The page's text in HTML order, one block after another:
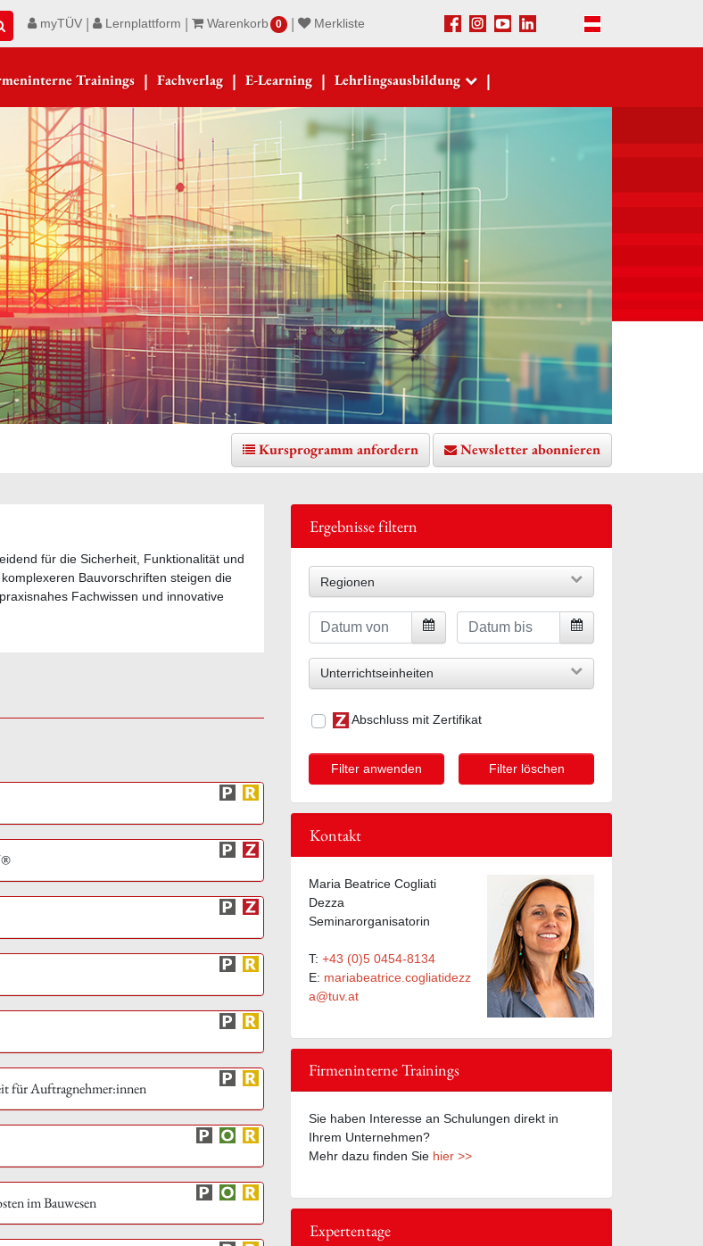
SuchemyTÜV | Lernplattform | Warenkorb 0 | Merkliste Facebook
Instagram
YoutubeLinkedIn Deutsch
Trainings | Fachverlag | E-Learning | Lehrlingsausbildung |
Kursprogramm anfordern Newsletter abonnieren
für die Sicherheit, Funktionalität und
Bauvorschriften steigen die
Fachwissen und innovative
für Auftragnehmer:innen
im Bauwesen
Ergebnisse filtern
Regionen
Unterrichtseinheiten
Abschluss mit Zertifikat
Filter anwenden Filter löschen
Kontakt
Maria Beatrice Cogliati
Dezza
Seminarorganisatorin
T: +43 (0)5 0454-8134
E: mariabeatrice.cogliatidezz
a@tuv.at
Firmeninterne Trainings
Sie haben Interesse an Schulungen direkt in
Ihrem Unternehmen?
Mehr dazu finden Sie hier >>
Expertentage